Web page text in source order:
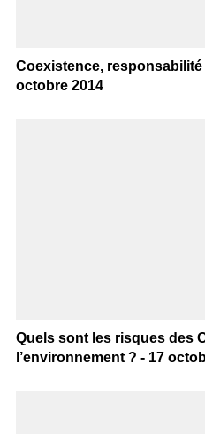
Coexistence,
octobre 2014
Quels sont les risques des
l’environnement ? - 17